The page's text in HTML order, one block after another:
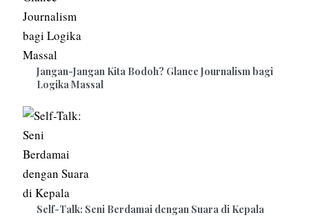
Jangan-Jangan Kita Bodoh? Glance Journalism bagi
Logika Massal
Self-Talk: Seni Berdamai dengan Suara di Kepala